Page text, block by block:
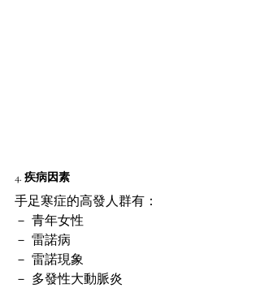
4. 疾病因素
手足寒症的高發人群有：
－ 青年女性
－ 雷諾病
－ 雷諾現象
－ 多發性大動脈炎